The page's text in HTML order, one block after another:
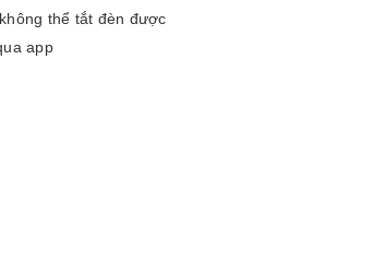
thể tắt đèn được
app